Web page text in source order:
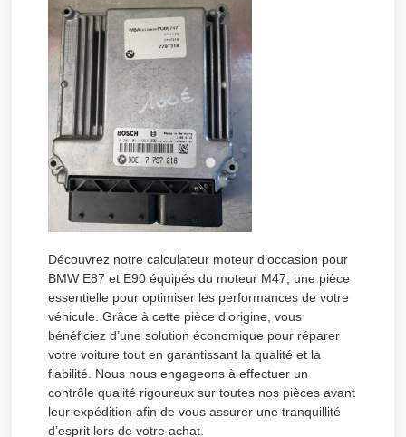
Découvrez notre calculateur moteur d’occasion pour
BMW E87 et E90 équipés du moteur M47, une pièce
essentielle pour optimiser les performances de votre
véhicule. Grâce à cette pièce d’origine, vous
bénéficiez d’une solution économique pour réparer
votre voiture tout en garantissant la qualité et la
fiabilité. Nous nous engageons à effectuer un
contrôle qualité rigoureux sur toutes nos pièces avant
leur expédition afin de vous assurer une tranquillité
d’esprit lors de votre achat.